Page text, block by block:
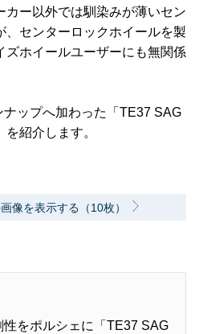
カー以外では馴染みが薄いセン
、センターロックホイールを製
ズホイールユーザーにも無関係
ップへ加わった「TE37 SAG
紹介します。
像を表示する（10枚）
性をポルシェに「TE37 SAG